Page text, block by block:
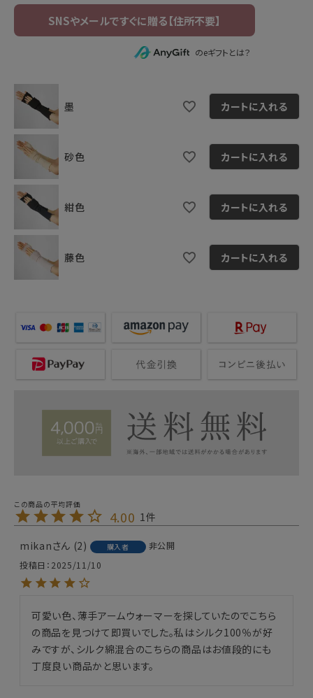
のeギフトとは？
墨 カートに入れる
砂色 カートに入れる
紺色 カートに入れる
藤色 カートに入れる
4.00 1
mikan 2 購入者
非公開
投稿日
2025/11/10
可愛い色、薄手アームウォーマーを探していたのでこちら
の商品を見つけて即買いでした。私はシルク100％が好
みですが、シルク綿混合のこちらの商品はお値段的にも
丁度良い商品かと思います。